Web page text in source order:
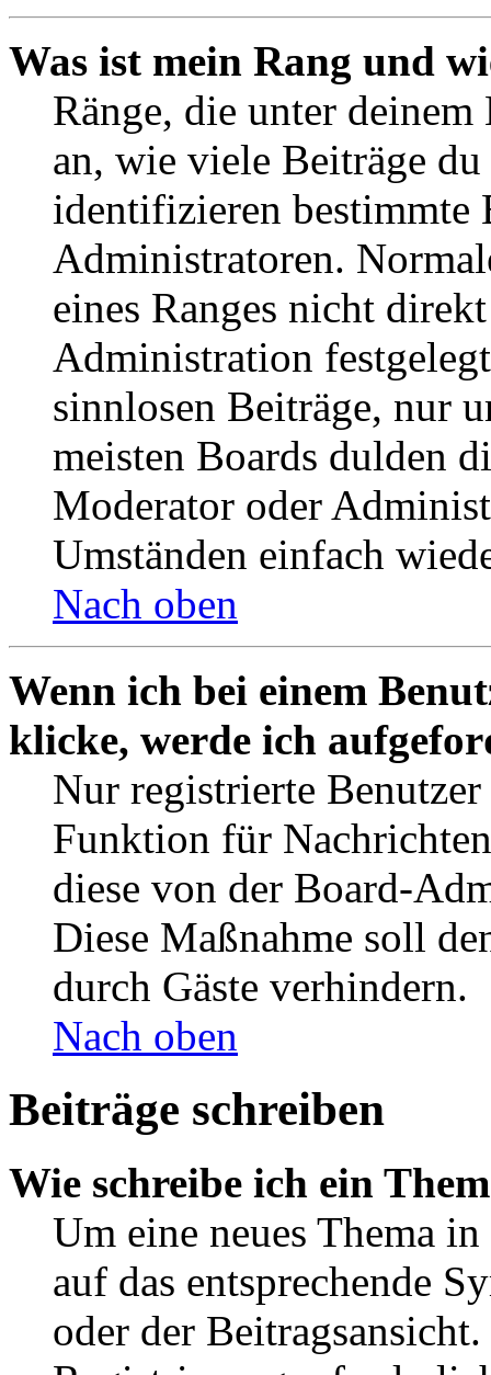
Was ist mein Rang und
Ränge, die unter deinem
an, wie viele Beiträge
identifizieren bestimmte
Administratoren.
eines Ranges nicht
Administration
sinnlosen Beiträge, nur
meisten Boards dulden
Moderator oder
Umständen einfach
Nach oben
Wenn ich bei einem
klicke, werde ich
Nur registrierte
Funktion für
diese von der Board-
Diese Maßnahme soll
durch Gäste verhindern.
Nach oben
Beiträge schreiben
Wie schreibe ich ein
Um eine neues Thema
auf das entsprechende
oder der